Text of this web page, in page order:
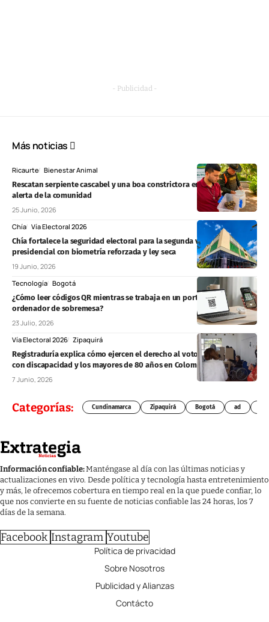
- Publicidad -
Más noticias
Ricaurte Bienestar Animal
Rescatan serpiente cascabel y una boa constrictora en Ricaurte tras
alerta de la comunidad
25 Junio, 2026
Chía Vía Electoral 2026
Chía fortalece la seguridad electoral para la segunda vuelta
presidencial con biometría reforzada y ley seca
19 Junio, 2026
Tecnología Bogotá
¿Cómo leer códigos QR mientras se trabaja en un portátil o un
ordenador de sobremesa?
23 Julio, 2026
Vía Electoral 2026 Zipaquirá
Registraduría explica cómo ejercen el derecho al voto las personas
con discapacidad y los mayores de 80 años en Colombia
7 Junio, 2026
Categorías: Cundinamarca Zipaquirá Bogotá ad
Información confiable:Manténgase al día con las últimas noticias y
actualizaciones en vivo. Desde política y tecnología hasta entretenimiento
y más, le ofrecemos cobertura en tiempo real en la que puede confiar, lo
que nos convierte en su fuente de noticias confiable las 24 horas, los 7
días de la semana.
Facebook Instagram Youtube
Política de privacidad
Sobre Nosotros
Publicidad y Alianzas
Contácto